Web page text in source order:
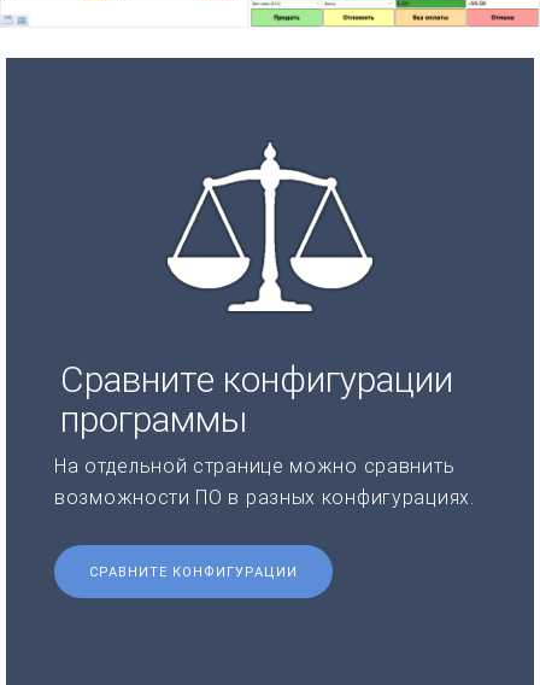
Сравните конфигурации
программы
На отдельной странице можно сравнить
возможности ПО в разных конфигурациях.
СРАВНИТЕ КОНФИГУРАЦИИ